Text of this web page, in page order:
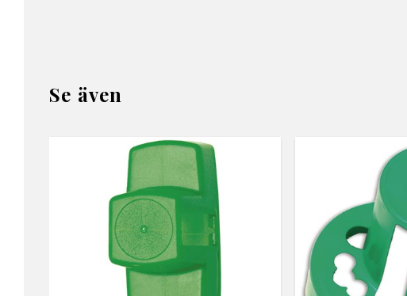
Se även